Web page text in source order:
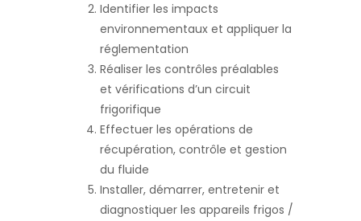
Identifier les impacts
environnementaux et appliquer la
réglementation
Réaliser les contrôles préalables
et vérifications d’un circuit
frigorifique
Effectuer les opérations de
récupération, contrôle et gestion
du fluide
Installer, démarrer, entretenir et
diagnostiquer les appareils frigos /